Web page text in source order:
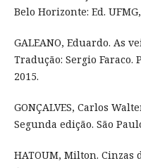
Belo Horizonte: Ed.
GALEANO, Eduardo. As
Tradução: Sergio Faraco.
2015.
GONÇALVES, Carlos
Segunda edição. São
HATOUM, Milton. Cinzas